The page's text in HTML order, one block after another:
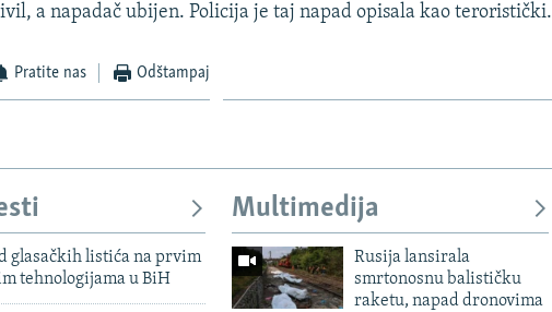
a napadač ubijen. Policija je taj napad opisala kao teroristički.
Pratite nas Odštampaj
glasačkih listića na prvim
tehnologijama u BiH
Multimedija
Rusija lansirala
smrtonosnu balističku
raketu, napad dronovima